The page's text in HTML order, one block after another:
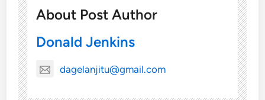
About Post Author
Donald Jenkins
dagelanjitu@gmail.com